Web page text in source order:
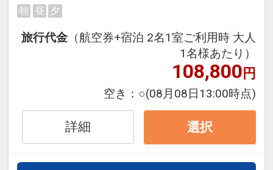
にも最適！
泊・飛び泊なども自由自在です。
フライトは、安心のJAL（または
JALグループ）確約！フライトマイ
ル50%貯まります。
オプションでレンタカーや現地交
通・体験プランなどの追加（同時予
約）が可能なプランもございます。
朝 昼 夕
旅行代金 （航空券+宿泊 2名1室ご利用時 大人
1名様あたり）
108,800円
空き： ○(08月08日13:00時点)
詳細 選択